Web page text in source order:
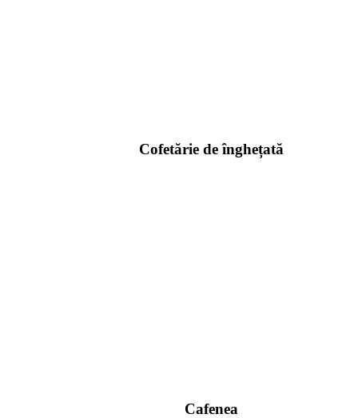
Cofetărie de înghețată
Cafenea